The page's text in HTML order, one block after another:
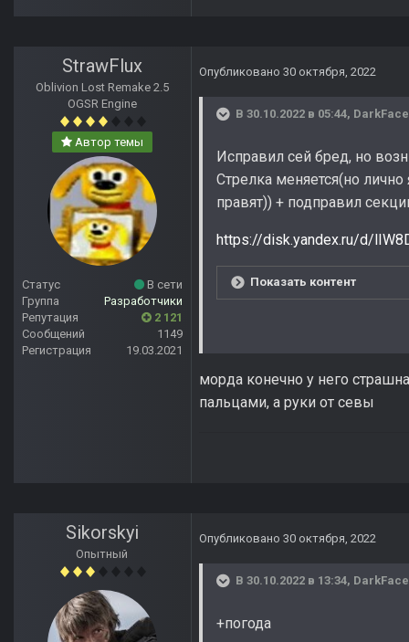
StrawFlux
Oblivion Lost Remake 2.5
OGSR Engine
Автор темы
Статус
В сети
Группа
Разработчики
Репутация
2 121
Сообщений
1149
Регистрация
19.03.2021
Опубликовано 30 октября, 2022
В 30.10.2022 в 05:44, DarkFace
Исправил сей бред, но
Стрелка меняется(но
правят)) + подправил
https://disk.yandex.ru/d/
Показать контент
морда конечно у него
пальцами, а руки от севы
Sikorskyi
Опытный
Опубликовано 30 октября, 2022
В 30.10.2022 в 13:34, DarkFace
+погода